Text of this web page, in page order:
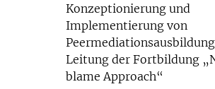
Konzeptionierung und
Implementierung von
Leitung der Fortbildung
blame Approach“